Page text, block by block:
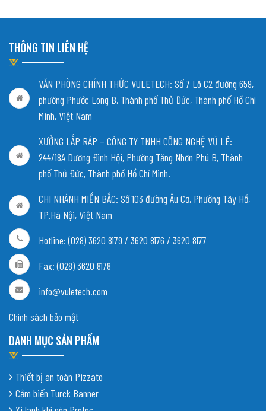
THÔNG TIN LIÊN HỆ
VĂN PHÒNG CHÍNH THỨC VULETECH: Số 7 Lô C2 đường 659,
phường Phước Long B, Thành phố Thủ Đức, Thành phố Hồ Chí
Minh, Việt Nam
XƯỞNG LẮP RÁP – CÔNG TY TNHH CÔNG NGHỆ VŨ LÊ:
244/18A Dương Đình Hội, Phường Tăng Nhơn Phú B, Thành
phố Thủ Đức, Thành phố Hồ Chí Minh.
CHI NHÁNH MIỀN BẮC: Số 103 đường Âu Cơ, Phường Tây Hồ,
TP.Hà Nội, Việt Nam
Hotline: (028) 3620 8179 / 3620 8176 / 3620 8177
Fax: (028) 3620 8178
info@vuletech.com
Chính sách bảo mật
DANH MỤC SẢN PHẨM
Thiết bị an toàn Pizzato
Cảm biến Turck Banner